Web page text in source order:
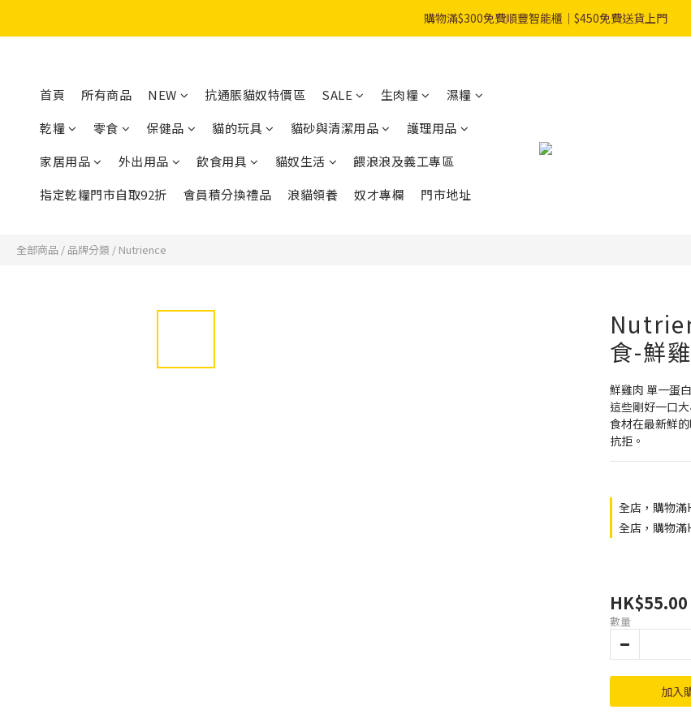
購物滿$300免費順豐智能櫃｜$450免費送貨上門
購物滿$300免費順豐智能櫃｜$450免費送貨上門
登記成會員即享$20購物金
購物滿$300免費順豐智能櫃｜$450免費送貨上門
首頁 所有商品 NEW 抗通脹貓奴特價區 SALE 生肉糧
濕糧
乾糧
零食 保健品 貓的玩具 貓砂與清潔用品
護理用品
家居用品
外出用品 飲食用具 貓奴生活
餵浪浪及義工專區
指定乾糧門市自取92折
會員積分換禮品 浪貓領養 奴才專欄 門市地址
全部商品 / 品牌分類 / Nutrience
食-鮮
鮮雞肉 單一蛋
這些剛好一口
食材在最新鮮
抗拒。
全店，購物滿
全店，購物滿
HK$55.00
數量
加入